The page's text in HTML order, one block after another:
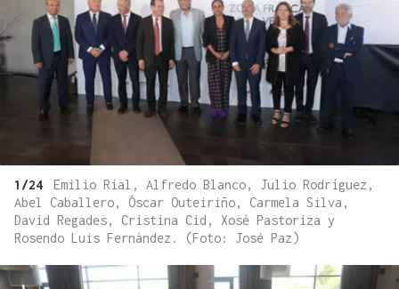
1/24
Emilio Rial, Alfredo Blanco, Julio Rodríguez,
Abel Caballero, Óscar Outeiriño, Carmela Silva,
David Regades, Cristina Cid, Xosé Pastoriza y
Rosendo Luis Fernández. (Foto: José Paz)